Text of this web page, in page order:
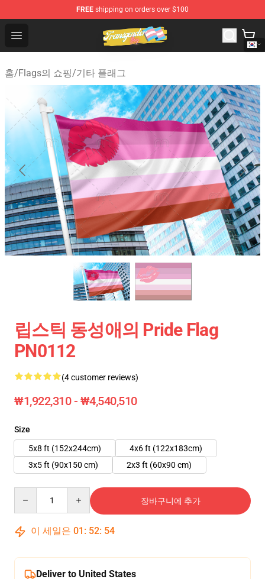
FREE shipping on orders over $100
Open menu
Transgender Flag Store - The Best Transgender Flag
홈/Flags의 쇼핑/기타 플래그
립스틱 동성애의 Pride Flag
PN0112
(4 customer reviews)
₩1,922,310 - ₩4,540,510
Size
5x8 ft (152x244cm)
4x6 ft (122x183cm)
3x5 ft (90x150 cm)
2x3 ft (60x90 cm)
장바구니에 추가
이 세일은 01 : 52: 54
Deliver to United States